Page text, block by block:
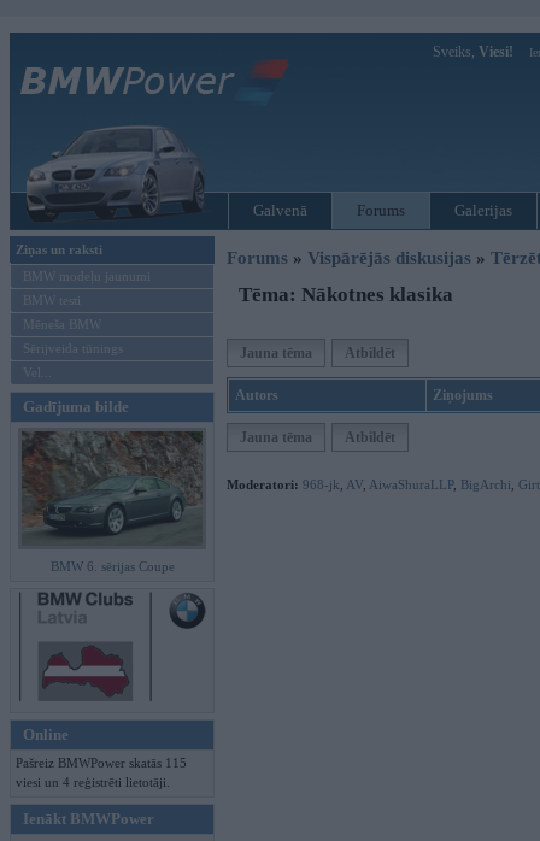
Sveiks, Viesi!
Galvenā Forums Galerijas
Ziņas un raksti
BMW modeļu jaunumi
BMW testi
Mēneša BMW
Sērijveida tūnings
Vel...
Gadījuma bilde
BMW 6. sērijas Coupe
Online
Pašreiz BMWPower skatās 115
viesi un 4 reģistrēti lietotāji.
Ienākt BMWPower
Forums » Vispārējās diskusijas »
Tēma: Nākotnes klasika
Jauna tēma Atbildēt
Autors Ziņojums
Jauna tēma Atbildēt
Moderatori: 968-jk AV AiwaShuraLLP, BigArchi